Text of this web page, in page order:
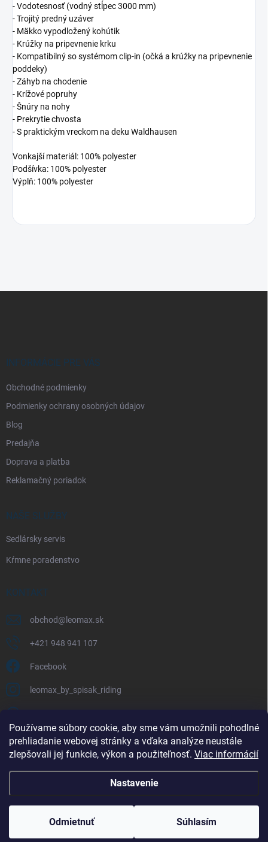
Používame súbory cookie, aby sme vám umožnili pohodlné
prehliadanie webovej stránky a vďaka analýze neustále
zlepšovali jej funkcie, výkon a použiteľnosť. Viac informácií
Nastavenie
Odmietnuť Súhlasím
- Vodotesnosť (vodný stĺpec 3000 mm)
- Trojitý predný uzáver
- Mäkko vypodložený kohútik
- Krúžky na pripevnenie krku
- Kompatibilný so systémom clip-in (očká a krúžky na pripevnenie
poddeky)
- Záhyb na chodenie
- Krížové popruhy
- Šnúry na nohy
- Prekrytie chvosta
- S praktickým vreckom na deku Waldhausen
Vonkajší materiál: 100% polyester
Podšívka: 100% polyester
Výplň: 100% polyester
INFORMÁCIE PRE VÁS
Obchodné podmienky
Podmienky ochrany osobných údajov
Blog
Predajňa
Doprava a platba
Reklamačný poriadok
NAŠE SLUŽBY
Sedlársky servis
Kŕmne poradenstvo
KONTAKT
obchod@ leomax.sk
+421 948 941 107
Facebook
leomax_by_spisak_riding
FACEBOOK
Vytvoril Shoptet
Copyright 2026 . Všetky práva vyhradené.